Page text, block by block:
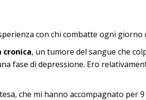
con chi combatte ogni
cronica, un tumore del sangue che
fase di depressione. Ero
che mi hanno accompagnato per